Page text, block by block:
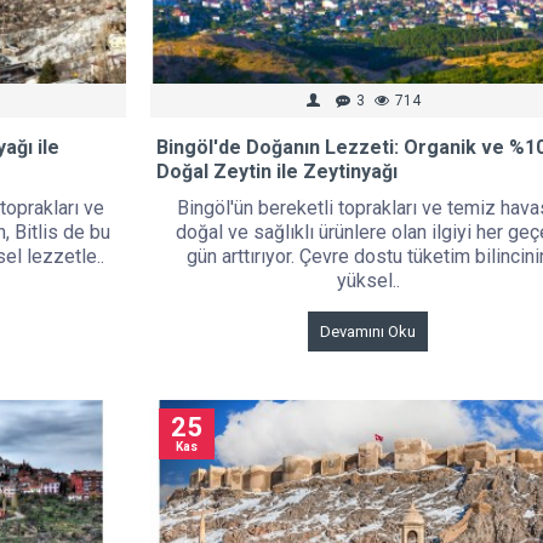
ile
ve
Bitlis de bu
lezzetle..
3 714
Bingöl'de Doğanın Lezzeti: Organik ve
Doğal Zeytin ile Zeytinyağı
Bingöl'ün bereketli toprakları ve temiz
doğal ve sağlıklı ürünlere olan ilgiyi her
gün arttırıyor. Çevre dostu tüketim
yüksel..
Devamını Oku
25
Kas